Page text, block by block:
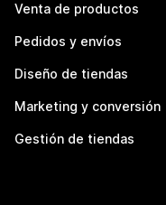
Venta de productos
Pedidos y envíos
Diseño de tiendas
Marketing y conversión
Gestión de tiendas